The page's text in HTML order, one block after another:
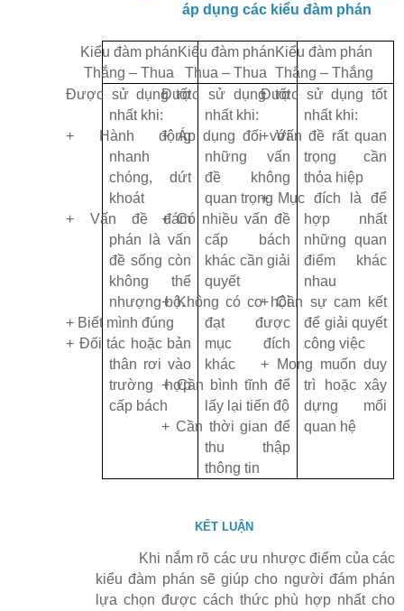
áp dụng các kiểu đàm phán
Kiểu đàm phán
Thắng – Thua
Kiểu đàm phán
Thua – Thua
Kiểu đàm phán
Thắng – Thắng
Được sử dụng tốt
nhất khi:
+ Hành động
nhanh
chóng, dứt
khoát
+ Vấn đề đám
phán là vấn
đề sống còn
không thể
nhượng bộ.
+ Biết mình đúng
+ Đối tác hoặc bản
thân rơi vào
trường hợp
cấp bách
Được sử dụng tốt
nhất khi:
+ Áp dụng đối với
những vấn
đề không
quan trọng
+ Có nhiều vấn đề
cấp bách
khác cần giải
quyết
+ Không có cơ hội
đạt được
mục đích
khác
+ Cần bình tĩnh để
lấy lại tiến độ
+ Cần thời gian để
thu thập
thông tin
Được sử dụng tốt
nhất khi:
+ Vấn đề rất quan
trọng cần
thỏa hiệp
+ Mục đích là để
hợp nhất
những quan
điểm khác
nhau
+ Cần sự cam kết
để giải quyết
công việc
+ Mong muốn duy
trì hoặc xây
dựng mối
quan hệ
KẾT LUẬN
Khi nắm rõ các ưu nhược điểm của các
kiểu đàm phán sẽ giúp cho người đám phán
lựa chọn được cách thức phù hợp nhất cho